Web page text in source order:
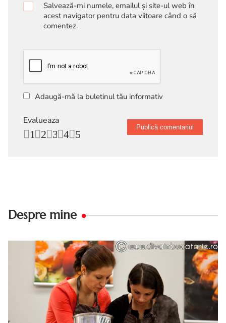
Salvează-mi numele, emailul și site-ul web în
acest navigator pentru data viitoare când o să
comentez.
Adaugă-mă la buletinul tău informativ
Evalueaza
5
4
3
2
1
Despre mine